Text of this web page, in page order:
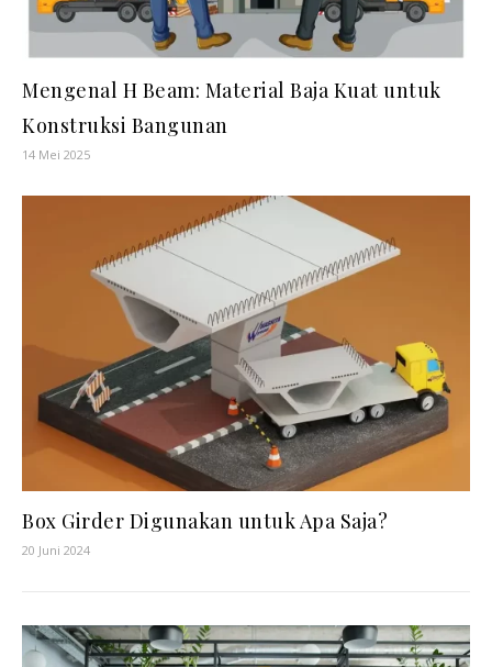
Mengenal H Beam: Material Baja Kuat untuk
Konstruksi Bangunan
14 Mei 2025
Box Girder Digunakan untuk Apa Saja?
20 Juni 2024